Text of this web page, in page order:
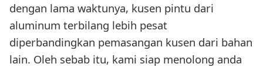
dengan lama waktunya, kusen pintu dari
aluminum terbilang lebih pesat
diperbandingkan pemasangan kusen dari bahan
lain. Oleh sebab itu, kami siap menolong anda